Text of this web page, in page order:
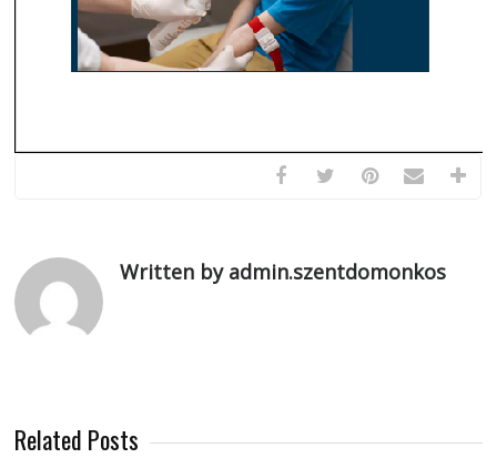
Written by admin.szentdomonkos
Related Posts